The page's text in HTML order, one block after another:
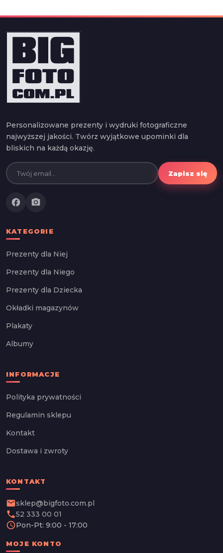
Personalizowane prezenty i wydruki fotograficzne
najwyższej jakości. Twórz wyjątkowe upominki dla
bliskich na każdą okazję.
Zapisz się
facebook photo_camera
KATEGORIE
Prezenty dla Niej
Prezenty dla Niego
Prezenty dla Dziecka
Okładki magazynów
Plakaty
Albumy
INFORMACJE
Polityka prywatności
Regulamin sklepu
Kontakt
Dostawa i zwroty
KONTAKT
emailsklep@bigfoto.com.pl
phone52 333 00 01
schedulePon-Pt: 9:00 - 17:00
MOJE KONTO